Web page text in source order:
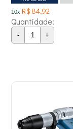
10x R$ 84,92
Quantidade:
- +